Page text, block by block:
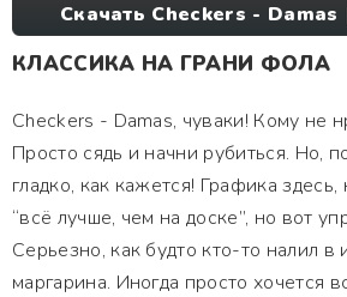
Скачать Checkers -
КЛАССИКА НА ГРАНИ ФОЛА
Checkers - Damas, чуваки! Кому не
Просто сядь и начни рубиться. Но,
гладко, как кажется! Графика
“всё лучше, чем на доске”, но вот
Серьезно, как будто кто-то налил в
маргарина. Иногда просто хочется